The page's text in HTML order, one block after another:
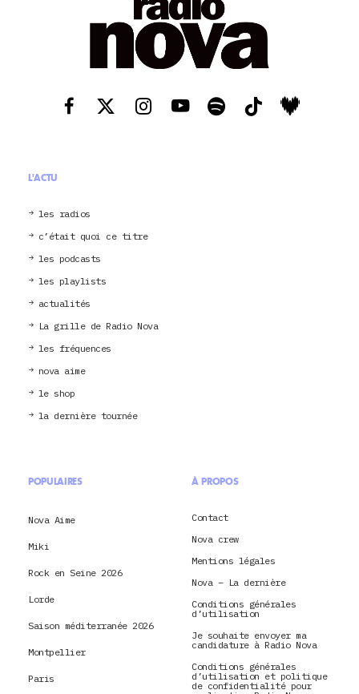
L'ACTU
les radios
c’était quoi ce titre
les podcasts
les playlists
actualités
La grille de Radio Nova
les fréquences
nova aime
le shop
la dernière tournée
POPULAIRES
Nova Aime
Miki
Rock en Seine 2026
Lorde
Saison méditerranée 2026
Montpellier
Paris
À PROPOS
Contact
Nova crew
Mentions légales
Nova – La dernière
Conditions générales
d’utilisation
Je souhaite envoyer ma
candidature à Radio Nova
Conditions générales
d’utilisation et politique
de confidentialité pour